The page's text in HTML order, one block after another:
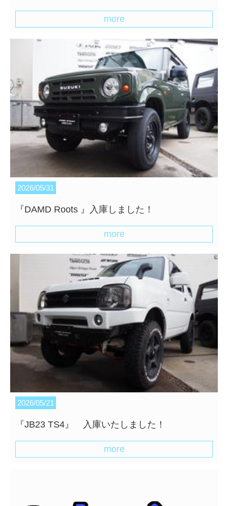
more
2026/05/31
『DAMD Roots 』入庫しました！
more
2026/05/21
『JB23 TS4』 入庫いたしました！
more